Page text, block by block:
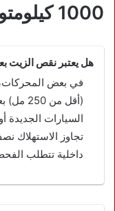
1000 كيلومتو
هل يعتبر نقص الزيت بعد 1000 كم أمرًا
في بعض
السيارات
تجاوز الاستهلاك
داخلية تتطلب